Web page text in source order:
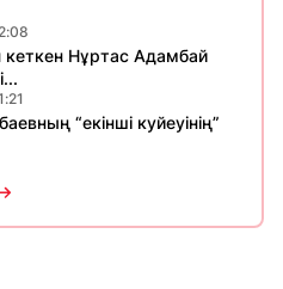
кеткен Нұртас Адамбай
“екінші куйеуінің”